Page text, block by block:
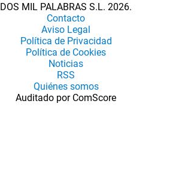
DOS MIL PALABRAS S.L. 2026.
Contacto
Aviso Legal
Política de Privacidad
Política de Cookies
Noticias
RSS
Quiénes somos
Auditado por ComScore